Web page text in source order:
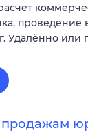
Удалённо